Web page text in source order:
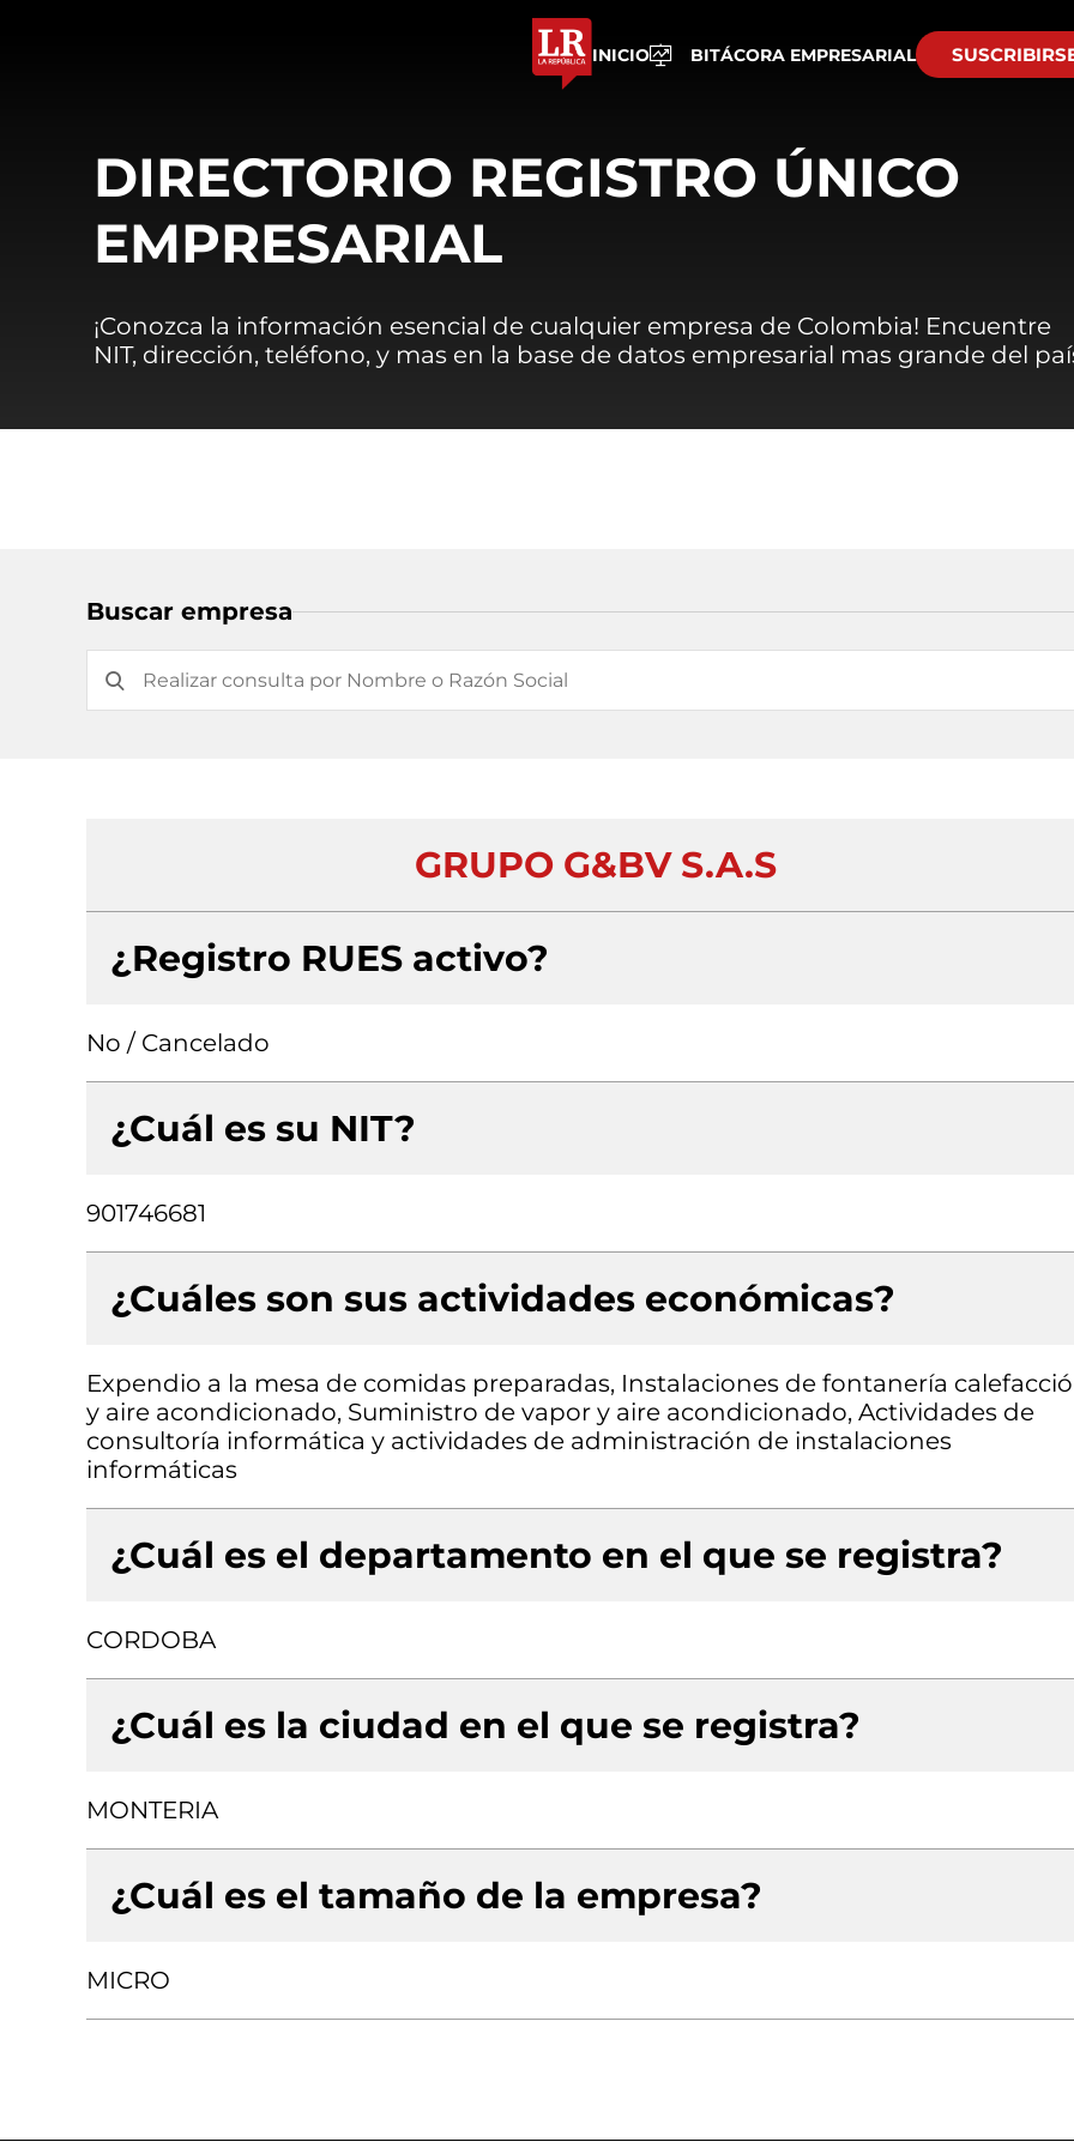
INICIO BITÁCORA EMPRESARIAL
DIRECTORIO REGISTRO ÚNICO
EMPRESARIAL
¡Conozca la información esencial de cualquier empresa de Colombia! Encuentre
NIT, dirección, teléfono, y mas en la base de datos empresarial mas grande del
Buscar empresa
GRUPO G&BV S.A.S
¿Registro RUES activo?
No / Cancelado
¿Cuál es su NIT?
901746681
¿Cuáles son sus actividades económicas?
Expendio a la mesa de comidas preparadas, Instalaciones de fontanería
y aire acondicionado, Suministro de vapor y aire acondicionado, Actividades de
consultoría informática y actividades de administración de instalaciones
informáticas
¿Cuál es el departamento en el que se registra?
CORDOBA
¿Cuál es la ciudad en el que se registra?
MONTERIA
¿Cuál es el tamaño de la empresa?
MICRO